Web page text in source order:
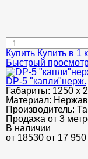
Купить Купить в 1
Быстрый
DP-5 "капли"нерж.
Габариты: 1250 х
Материал:
Производитель:
Продажа от 3
В наличии
от 18530 от 17 950